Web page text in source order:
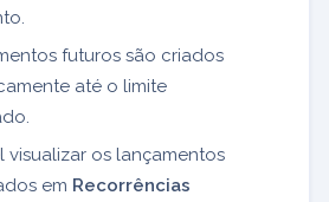
futuros são criados
até o limite
visualizar os lançamentos
em Recorrências